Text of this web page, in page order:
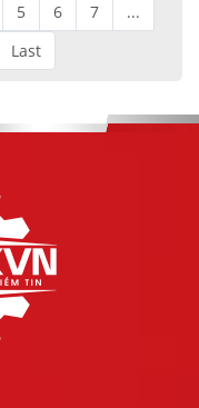
5 6 7
...
Last